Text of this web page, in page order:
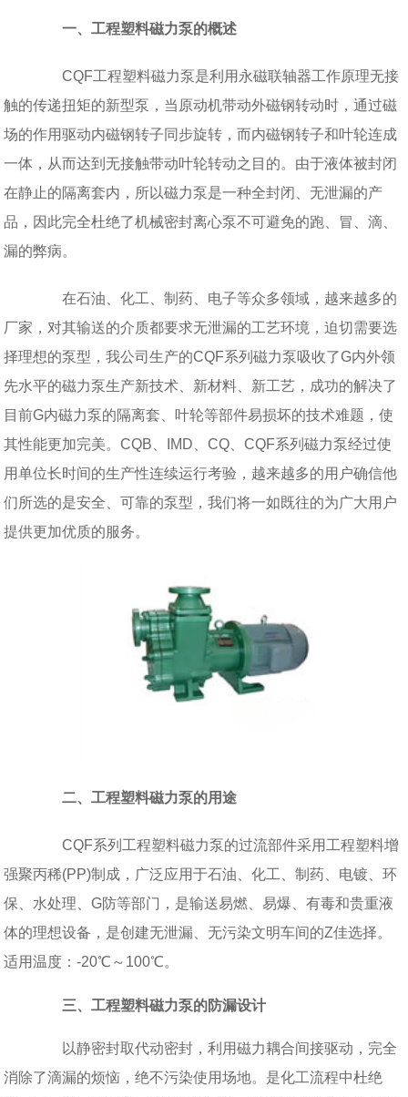
一、工程塑料磁力泵的概述
CQF工程塑料磁力泵是利用永磁联轴器工作原理无接
触的传递扭矩的新型泵，当原动机带动外磁钢转动时，通过磁
场的作用驱动内磁钢转子同步旋转，而内磁钢转子和叶轮连成
一体，从而达到无接触带动叶轮转动之目的。由于液体被封闭
在静止的隔离套内，所以磁力泵是一种全封闭、无泄漏的产
品，因此完全杜绝了机械密封离心泵不可避免的跑、冒、滴、
漏的弊病。
在石油、化工、制药、电子等众多领域，越来越多的
厂家，对其输送的介质都要求无泄漏的工艺环境，迫切需要选
择理想的泵型，我公司生产的CQF系列磁力泵吸收了G内外领
先水平的磁力泵生产新技术、新材料、新工艺，成功的解决了
目前G内磁力泵的隔离套、叶轮等部件易损坏的技术难题，使
其性能更加完美。CQB、IMD、CQ、CQF系列磁力泵经过使
用单位长时间的生产性连续运行考验，越来越多的用户确信他
们所选的是安全、可靠的泵型，我们将一如既往的为广大用户
提供更加优质的服务。
二、工程塑料磁力泵的用途
CQF系列工程塑料磁力泵的过流部件采用工程塑料增
强聚丙稀(PP)制成，广泛应用于石油、化工、制药、电镀、环
保、水处理、G防等部门，是输送易燃、易爆、有毒和贵重液
体的理想设备，是创建无泄漏、无污染文明车间的Z佳选择。
适用温度：-20℃～100℃。
三、工程塑料磁力泵的防漏设计
以静密封取代动密封，利用磁力耦合间接驱动，完全
消除了滴漏的烦恼，绝不污染使用场地。是化工流程中杜绝